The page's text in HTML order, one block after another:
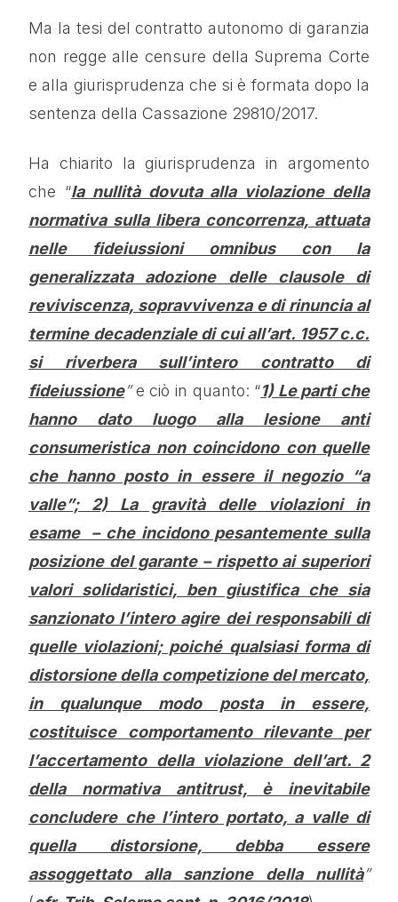
Ma la tesi del contratto autonomo di garanzia
non regge alle censure della Suprema Corte
e alla giurisprudenza che si è formata dopo la
sentenza della Cassazione 29810/2017.
Ha chiarito la giurisprudenza in argomento
che “la nullità dovuta alla violazione della
normativa sulla libera concorrenza, attuata
nelle fideiussioni omnibus con la
generalizzata adozione delle clausole di
reviviscenza, sopravvivenza e di rinuncia al
termine decadenziale di cui all’art. 1957 c.c.
si riverbera sull’intero contratto di
fideiussione”e ciò in quanto: “1) Le parti che
hanno dato luogo alla lesione anti
consumeristica non coincidono con quelle
che hanno posto in essere il negozio “a
valle”; 2) La gravità delle violazioni in
esame – che incidono pesantemente sulla
posizione del garante – rispetto ai superiori
valori solidaristici, ben giustifica che sia
sanzionato l’intero agire dei responsabili di
quelle violazioni; poiché qualsiasi forma di
distorsione della competizione del mercato,
in qualunque modo posta in essere,
costituisce comportamento rilevante per
l’accertamento della violazione dell’art. 2
della normativa antitrust, è inevitabile
concludere che l’intero portato, a valle di
quella distorsione, debba essere
assoggettato alla sanzione della nullità”